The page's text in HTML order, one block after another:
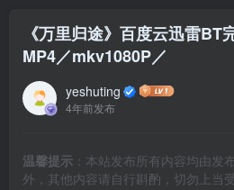
《万里归途》百度云迅雷
MP4／mkv1080P／
yeshuting
4年前发布
温馨提示 ：本站发布所有内容均由发
外，其他内容请自行斟酌，切勿上当受